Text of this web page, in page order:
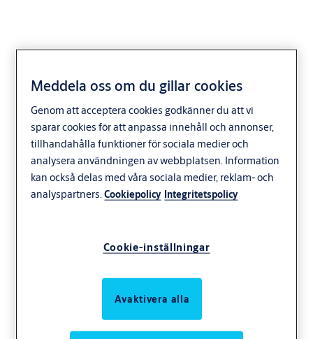
Meddela oss om du gillar cookies
Genom att acceptera cookies godkänner du att vi
sparar cookies för att anpassa innehåll och annonser,
tillhandahålla funktioner för sociala medier och
analysera användningen av webbplatsen. Information
kan också delas med våra sociala medier, reklam- och
analyspartners.Cookiepolicy Integritetspolicy
Cookie-inställningar
Avaktivera alla